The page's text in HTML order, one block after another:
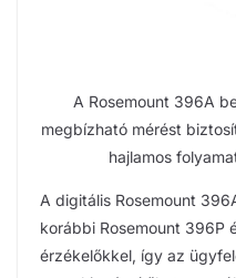
A Rosemount 396A
megbízható mérést
hajlamos
A digitális Rosemount
korábbi Rosemount 396P
érzékelőkkel, így az